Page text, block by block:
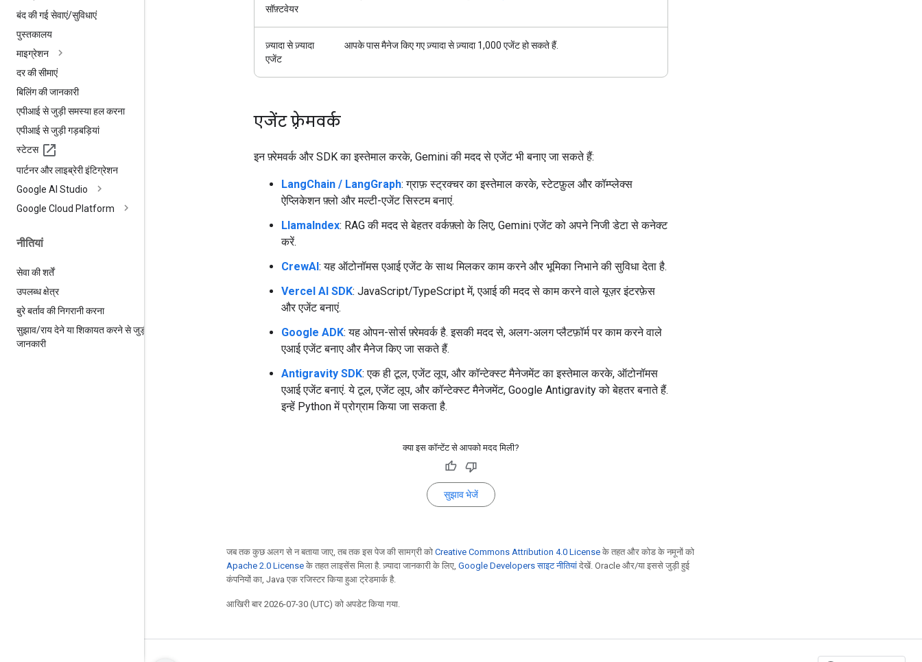
बंद की गई सेवाएं/सुविधाएं
पुस्तकालय
माइग्रेशन
दर की सीमाएं
बिलिंग की जानकारी
एपीआई से जुड़ी समस्या हल करना
एपीआई से जुड़ी गड़बड़ियां
स्टेटस
पार्टनर और लाइब्रेरी इंटिग्रेशन
Google AI Studio
Google Cloud Platform
नीतियां
सेवा की शर्तें
उपलब्ध क्षेत्र
बुरे बर्ताव की निगरानी करना
सुझाव/राय देने या शिकायत करने से जुड़ी
जानकारी
सॉफ़्टवेयर
ज़्यादा से ज़्यादा
एजेंट
आपके पास मैनेज किए गए ज़्यादा से ज़्यादा 1,000 एजेंट हो सकते हैं.
एजेंट फ़्रेमवर्क
इन फ़्रेमवर्क और SDK का इस्तेमाल करके, Gemini की मदद से एजेंट भी बनाए जा सकते हैं:
LangChain / LangGraph: ग्राफ़ स्ट्रक्चर का इस्तेमाल करके, स्टेटफ़ुल और कॉम्प्लेक्स
ऐप्लिकेशन फ़्लो और मल्टी-एजेंट सिस्टम बनाएं.
LlamaIndex: RAG की मदद से बेहतर वर्कफ़्लो के लिए, Gemini एजेंट को अपने निजी डेटा से कनेक्ट
करें.
CrewAI: यह ऑटोनॉमस एआई एजेंट के साथ मिलकर काम करने और भूमिका निभाने की सुविधा देता है.
Vercel AI SDK: JavaScript/TypeScript में, एआई की मदद से काम करने वाले यूज़र इंटरफ़ेस
और एजेंट बनाएं.
Google ADK: यह ओपन-सोर्स फ़्रेमवर्क है. इसकी मदद से, अलग-अलग प्लैटफ़ॉर्म पर काम करने वाले
एआई एजेंट बनाए और मैनेज किए जा सकते हैं.
Antigravity SDK: एक ही टूल, एजेंट लूप, और कॉन्टेक्स्ट मैनेजमेंट का इस्तेमाल करके, ऑटोनॉमस
एआई एजेंट बनाएं. ये टूल, एजेंट लूप, और कॉन्टेक्स्ट मैनेजमेंट, Google Antigravity को बेहतर बनाते हैं.
इन्हें Python में प्रोग्राम किया जा सकता है.
क्या इस कॉन्टेंट से आपको मदद मिली?
सुझाव भेजें
जब तक कुछ अलग से न बताया जाए, तब तक इस पेज की सामग्री को Creative Commons Attribution 4.0 License के तहत और कोड के नमूनों को
Apache 2.0 License के तहत लाइसेंस मिला है. ज़्यादा जानकारी के लिए, Google Developers साइट नीतियां देखें. Oracle और/या इससे जुड़ी हुई
कंपनियों का, Java एक रजिस्टर किया हुआ ट्रेडमार्क है.
आखिरी बार 2026-07-30 (UTC) को अपडेट किया गया.